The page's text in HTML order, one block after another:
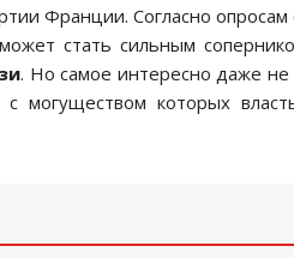
Франции. Согласно
стать сильным
. Но самое интересно даже не
которых